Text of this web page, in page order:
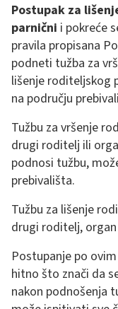
Postupak za
parnični i pokreće
pravila propisana
podneti tužba za
lišenje roditeljskog
na području
Tužbu za vršenje
drugi roditelj ili
podnosi tužbu,
prebivališta.
Tužbu za lišenje
drugi roditelj,
Postupanje po
hitno što znači da
nakon podnošenja